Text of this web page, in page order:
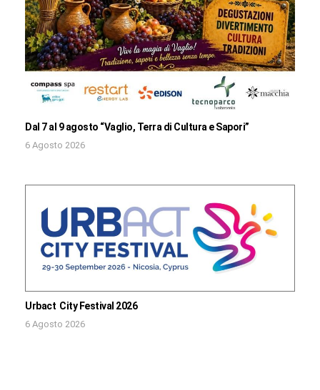
Dal 7 al 9 agosto “Vaglio, Terra di Cultura e Sapori”
6 Agosto 2026
Urbact City Festival 2026
6 Agosto 2026